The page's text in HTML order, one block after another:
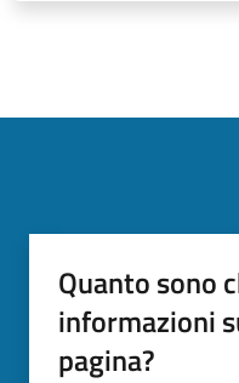
Quanto sono
informazioni
pagina?